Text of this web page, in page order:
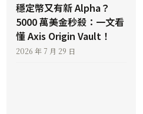
穩定幣又有新 Alpha？
5000 萬美金秒殺：一文看
懂 Axis Origin Vault！
2026 年 7 月 29 日